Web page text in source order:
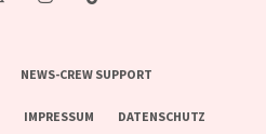
NEWS-CREW SUPPORT
IMPRESSUM DATENSCHUTZ